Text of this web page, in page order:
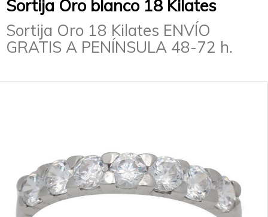
Sortija Oro blanco 18 Kilates
Sortija Oro 18 Kilates ENVÍO
GRATIS A PENÍNSULA 48-72 h.